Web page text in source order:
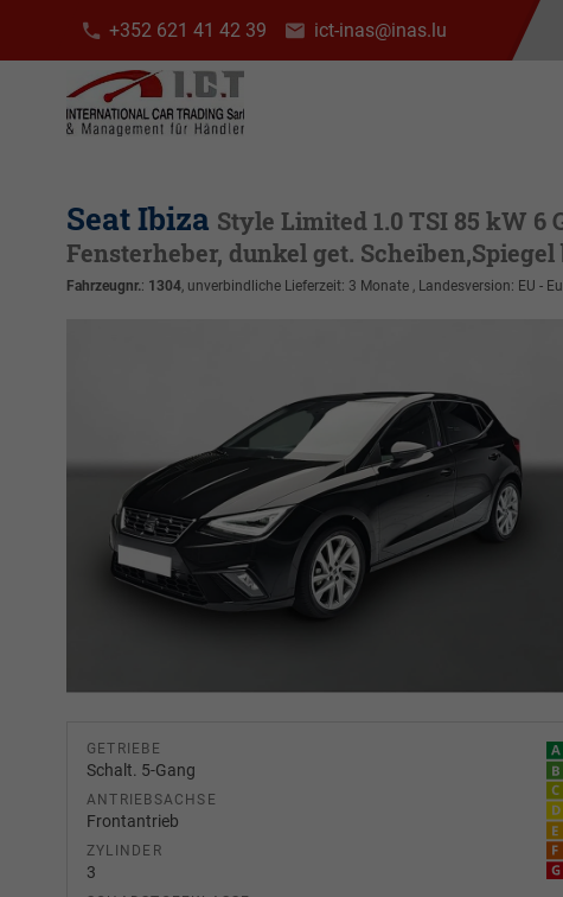
+352 621 41 42 39 ict-inas@inas.lu
Seat Ibiza Style Limited 1.0 TSI 85 kW 6
Fensterheber, dunkel get.
Fahrzeugnr.: 1304 , unverbindliche Lieferzeit: 3 Monate , Landesversion: EU -
GETRIEBE
Schalt. 5-Gang
ANTRIEBSACHSE
Frontantrieb
ZYLINDER
3